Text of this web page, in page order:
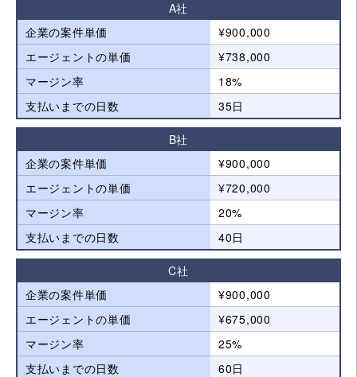
A社
企業の案件単価
¥900,000
エージェントの単価
¥738,000
マージン率
18%
支払いまでの日数
35日
B社
企業の案件単価
¥900,000
エージェントの単価
¥720,000
マージン率
20%
支払いまでの日数
40日
C社
企業の案件単価
¥900,000
エージェントの単価
¥675,000
マージン率
25%
支払いまでの日数
60日